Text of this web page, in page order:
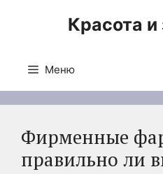
Красота и
Меню
Фирменные
правильно ли